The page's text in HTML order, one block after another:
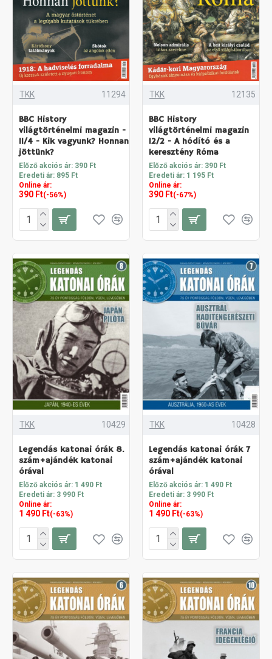
TKK 11294
BBC History
világtörténelmi magazin -
11/4 - Kik vagyunk? Honnan
jöttünk?
Előző akciós ár: 390 Ft
Eredeti ár: 895 Ft
Online ár:
390 Ft(-56%)
TKK 12135
BBC History
világtörténelmi magazin
12/2 - A hódító és a
keresztény Róma
Előző akciós ár: 390 Ft
Eredeti ár: 1 195 Ft
Online ár:
390 Ft(-67%)
TKK 10429
Legendás katonai órák 8.
szám+ajándék katonai
órával
Előző akciós ár: 1 490 Ft
Eredeti ár: 3 990 Ft
Online ár:
1 490 Ft(-63%)
TKK 10428
Legendás katonai órák 7
szám+ajándék katonai
órával
Előző akciós ár: 1 490 Ft
Eredeti ár: 3 990 Ft
Online ár:
1 490 Ft(-63%)